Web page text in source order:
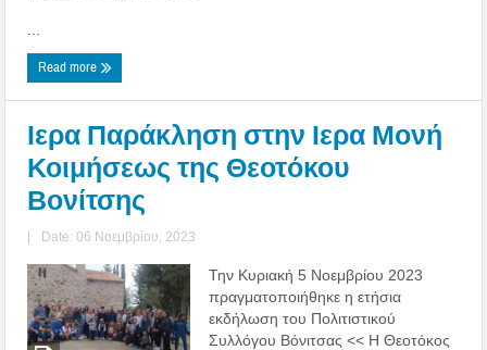
Read more
Ιερα Παράκληση στην Ιερα Μονή
Κοιμήσεως της Θεοτόκου
Βονίτσης
| Date: 06 Νοεμβρίου, 2023
Την Κυριακή 5 Νοεμβρίου 2023
πραγματοποιήθηκε η ετήσια
εκδήλωση του Πολιτιστικού
Συλλόγου Βόνιτσας << Η Θεοτόκος